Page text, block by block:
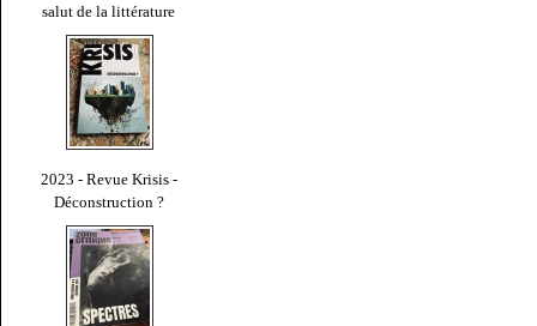
salut de la littérature
2023 - Revue Krisis -
Déconstruction ?